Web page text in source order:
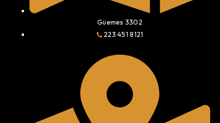
Güemes 3302
223 451 8121